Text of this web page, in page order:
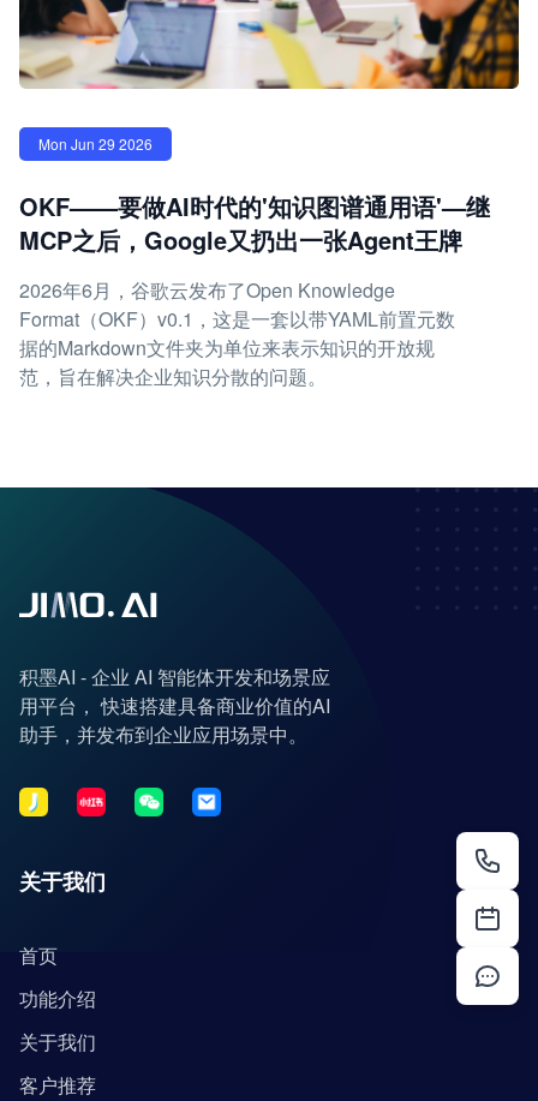
Mon Jun 29 2026
OKF——要做AI时代的'知识图谱通用语'—继
MCP之后，Google又扔出一张Agent王牌
2026年6月，谷歌云发布了Open Knowledge
Format（OKF）v0.1，这是一套以带YAML前置元数
据的Markdown文件夹为单位来表示知识的开放规
范，旨在解决企业知识分散的问题。
积墨AI - 企业 AI 智能体开发和场景应
用平台， 快速搭建具备商业价值的AI
助手，并发布到企业应用场景中。
关于我们
首页
功能介绍
关于我们
客户推荐